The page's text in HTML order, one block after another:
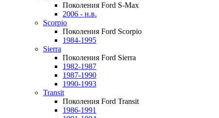
Поколения Ford S-Max
2006 - н.в.
Scorpio
Поколения Ford Scorpio
1984-1995
Sierra
Поколения Ford Sierra
1982-1987
1987-1990
1990-1993
Transit
Поколения Ford Transit
1986-1991